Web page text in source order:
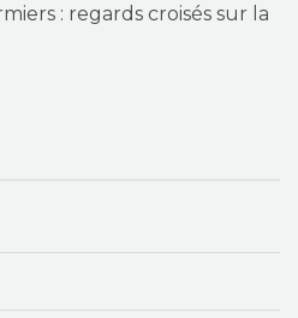
: regards croisés sur la